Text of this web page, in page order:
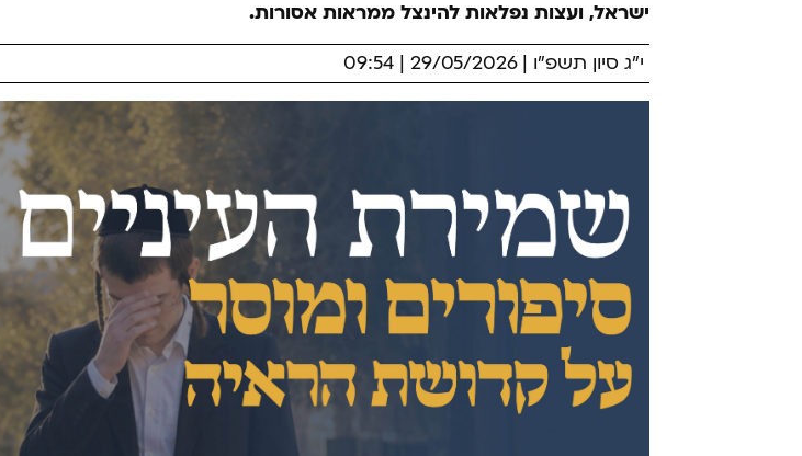
ישראל, ועצות נפלאות להינצל ממראות אסורות.
י"ג סיון תשפ"ו | 29/05/2026 | 09:54